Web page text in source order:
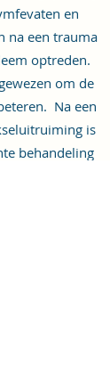
en
na een trauma
optreden.
om de
Na een
is
behandeling